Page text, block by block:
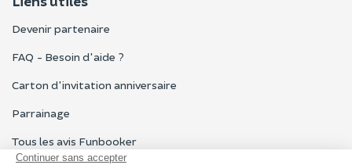
Devenir partenaire
FAQ - Besoin d'aide ?
Carton d'invitation anniversaire
Parrainage
Tous les avis Funbooker